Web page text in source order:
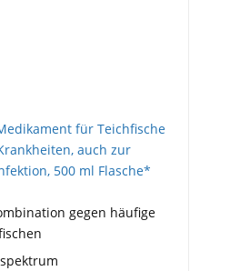
für Teichfische
auch zur
500 ml Flasche*
gegen häufige